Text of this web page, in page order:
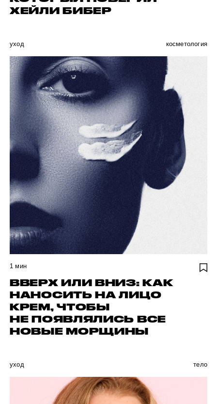
ХЕЙЛИ БИБЕР
уход косметология
1 мин
ВВЕРХ ИЛИ ВНИЗ: КАК
НАНОСИТЬ НА ЛИЦО
КРЕМ, ЧТОБЫ
НЕ ПОЯВЛЯЛИСЬ ВСЕ
НОВЫЕ МОРЩИНЫ
уход тело